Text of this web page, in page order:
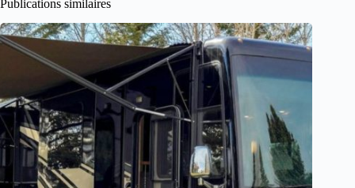
Publications similaires